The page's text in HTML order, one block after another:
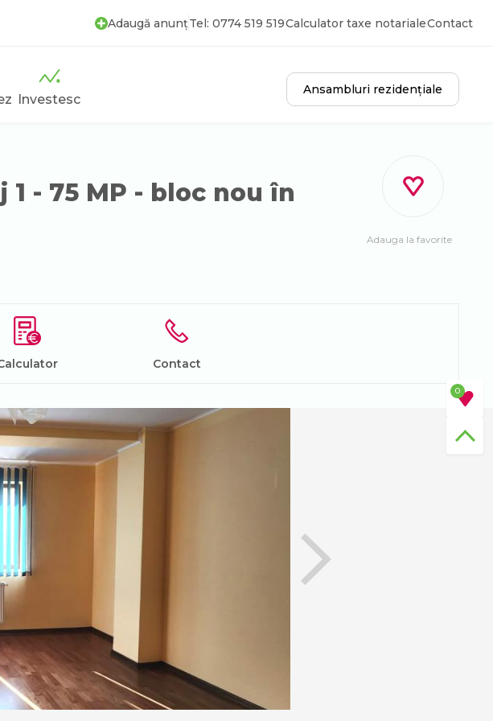
Adaugă anunțTel: 0774 519 519Calculator taxe notarialeContact
Investesc
Ansambluri rezidențiale
0
- 75 MP - bloc nou în
Adauga la favorite
Contact